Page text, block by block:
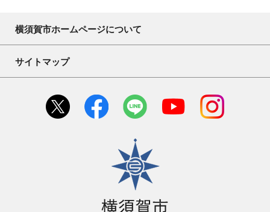
横須賀市ホームページについて
サイトマップ
横須賀市